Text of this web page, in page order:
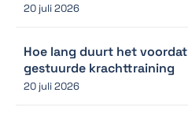
20 juli 2026
Hoe lang duurt het
gestuurde krachttraining
20 juli 2026